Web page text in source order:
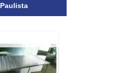
Paulista